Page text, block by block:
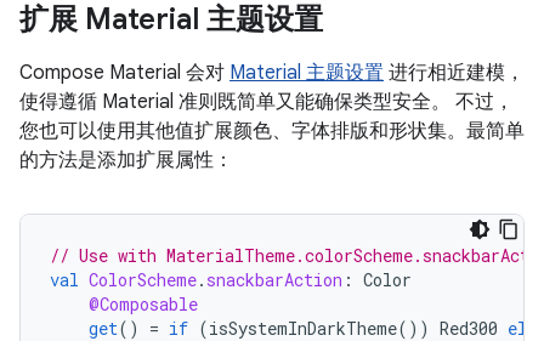
扩展 Material 主题设置
Compose Material 会对 Material 主题设置 进行相近建模，
使得遵循 Material 准则既简单又能确保类型安全。 不过，
您也可以使用其他值扩展颜色、字体排版和形状集。最简单
的方法是添加扩展属性：
// Use with
val ColorScheme. snackbarAction : Color
@Composable
get() = if (isSystemInDarkTheme()) Red300